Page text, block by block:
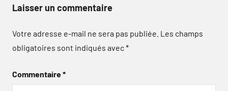
Laisser un commentaire
Votre adresse e-mail ne sera pas publiée. Les champs
obligatoires sont indiqués avec*
Commentaire*